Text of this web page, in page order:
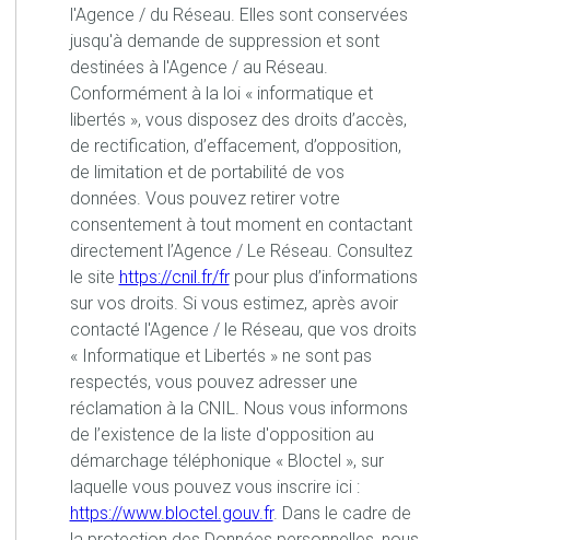
l'Agence / du Réseau. Elles sont conservées
jusqu'à demande de suppression et sont
destinées à l'Agence / au Réseau.
Conformément à la loi « informatique et
libertés », vous disposez des droits d’accès,
de rectification, d’effacement, d’opposition,
de limitation et de portabilité de vos
données. Vous pouvez retirer votre
consentement à tout moment en contactant
directement l’Agence / Le Réseau. Consultez
le site https://cnil.fr/frpour plus d’informations
sur vos droits. Si vous estimez, après avoir
contacté l'Agence / le Réseau, que vos droits
« Informatique et Libertés » ne sont pas
respectés, vous pouvez adresser une
réclamation à la CNIL. Nous vous informons
de l’existence de la liste d'opposition au
démarchage téléphonique « Bloctel », sur
laquelle vous pouvez vous inscrire ici :
https://www.bloctel.gouv.fr. Dans le cadre de